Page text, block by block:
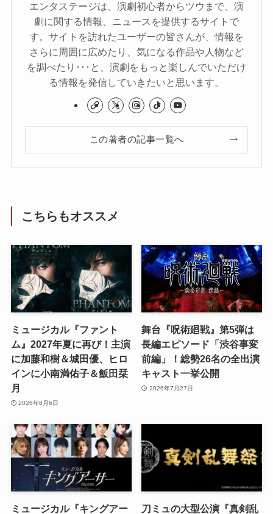
エンタステージは、演劇初心者からツウまで、演
劇に関する情報、ニュースを提供するサイトで
す。サイトを訪れたユーザーの皆さんが、情報を
さらに周囲に広めたり、気になる作品や人物など
を調べたり･･･と、演劇をもっと楽しんでいただけ
る情報を発信していきたいと思います。
この著者の記事一覧へ
こちらもオススメ
ミュージカル『ファント
ム』2027年夏に再び！主演
に加藤和樹＆城田優、ヒロ
インに小南満佑子＆飯田栞
月
2026年8月6日
舞台『呪術廻戦』第5弾は
長編エピソード「渋谷事変
前編」！総勢26名の全出演
キャスト一挙公開
2026年7月27日
ミュージカル『キングアー 刀ミュの大型公演『真剣乱